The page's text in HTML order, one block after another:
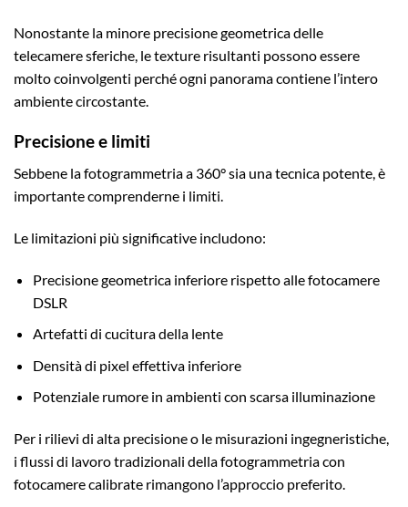
Nonostante la minore precisione geometrica delle
telecamere sferiche, le texture risultanti possono essere
molto coinvolgenti perché ogni panorama contiene l’intero
ambiente circostante.
Precisione e limiti
Sebbene la fotogrammetria a 360° sia una tecnica potente, è
importante comprenderne i limiti.
Le limitazioni più significative includono:
Precisione geometrica inferiore rispetto alle fotocamere
DSLR
Artefatti di cucitura della lente
Densità di pixel effettiva inferiore
Potenziale rumore in ambienti con scarsa illuminazione
Per i rilievi di alta precisione o le misurazioni ingegneristiche,
i flussi di lavoro tradizionali della fotogrammetria con
fotocamere calibrate rimangono l’approccio preferito.